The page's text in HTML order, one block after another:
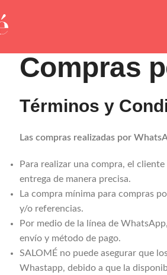
Compras
Términos y
Las compras realizadas por
Para realizar una compra, el
entrega de manera precisa.
La compra mínima para compras
y/o referencias.
Por medio de la línea de
envío y método de pago.
SALOMÉ no puede asegurar que
Whastapp, debido a que la